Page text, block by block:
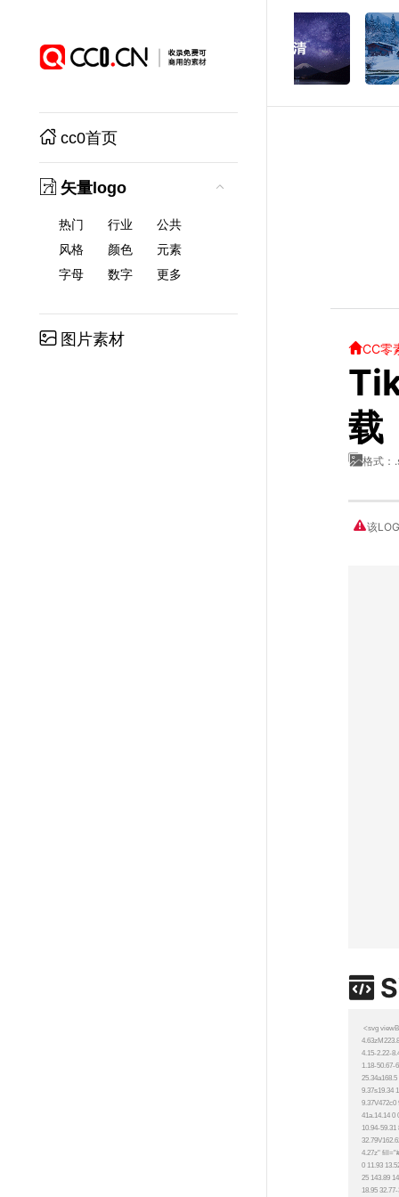
cc0首页
矢量logo
热门 行业
公共
风格
颜色
元素
字母
数字 更多
图片素材
CC零
载
格式：
该